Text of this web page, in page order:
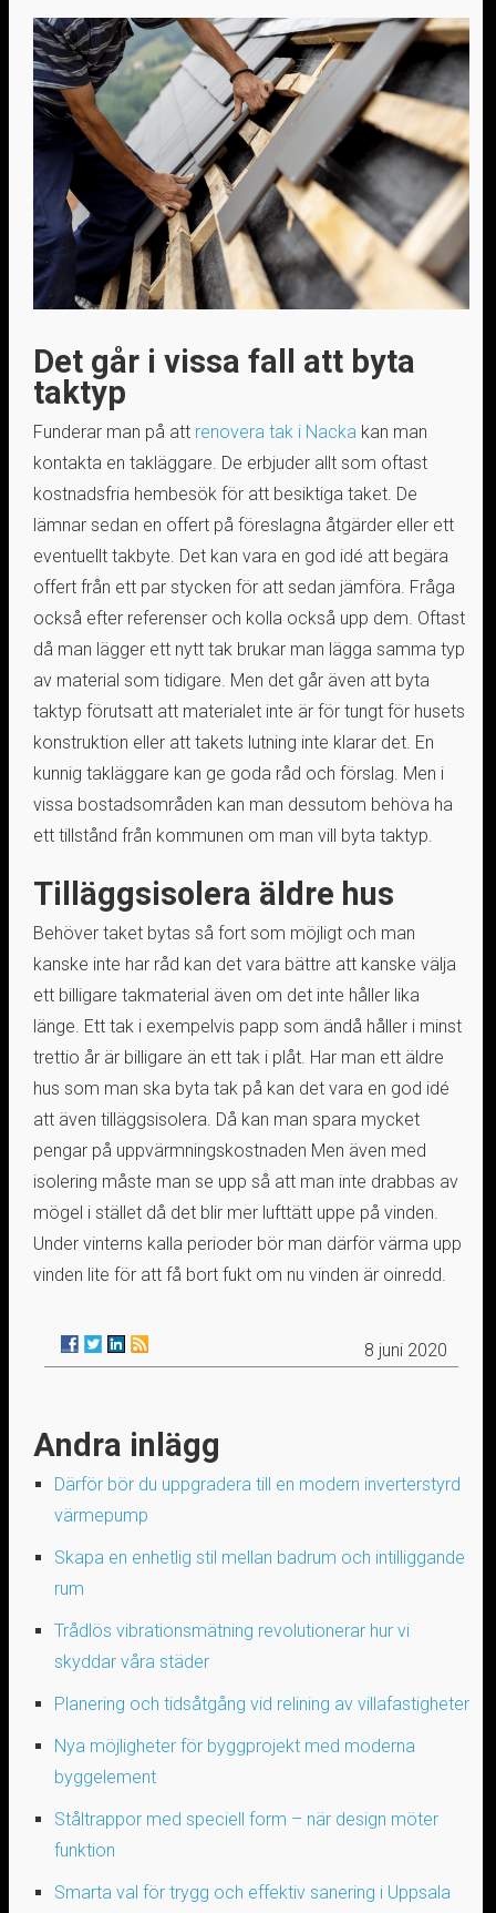
Det går i vissa fall att byta
taktyp
Funderar man på att renovera tak i Nacka kan man
kontakta en takläggare. De erbjuder allt som oftast
kostnadsfria hembesök för att besiktiga taket. De
lämnar sedan en offert på föreslagna åtgärder eller ett
eventuellt takbyte. Det kan vara en god idé att begära
offert från ett par stycken för att sedan jämföra. Fråga
också efter referenser och kolla också upp dem. Oftast
då man lägger ett nytt tak brukar man lägga samma typ
av material som tidigare. Men det går även att byta
taktyp förutsatt att materialet inte är för tungt för husets
konstruktion eller att takets lutning inte klarar det. En
kunnig takläggare kan ge goda råd och förslag. Men i
vissa bostadsområden kan man dessutom behöva ha
ett tillstånd från kommunen om man vill byta taktyp.
Tilläggsisolera äldre hus
Behöver taket bytas så fort som möjligt och man
kanske inte har råd kan det vara bättre att kanske välja
ett billigare takmaterial även om det inte håller lika
länge. Ett tak i exempelvis papp som ändå håller i minst
trettio år är billigare än ett tak i plåt. Har man ett äldre
hus som man ska byta tak på kan det vara en god idé
att även tilläggsisolera. Då kan man spara mycket
pengar på uppvärmningskostnaden Men även med
isolering måste man se upp så att man inte drabbas av
mögel i stället då det blir mer lufttätt uppe på vinden.
Under vinterns kalla perioder bör man därför värma upp
vinden lite för att få bort fukt om nu vinden är oinredd.
8 juni 2020
Andra inlägg
Därför bör du uppgradera till en modern inverterstyrd
värmepump
Skapa en enhetlig stil mellan badrum och intilliggande
rum
Trådlös vibrationsmätning revolutionerar hur vi
skyddar våra städer
Planering och tidsåtgång vid relining av villafastigheter
Nya möjligheter för byggprojekt med moderna
byggelement
Ståltrappor med speciell form – när design möter
funktion
Smarta val för trygg och effektiv sanering i Uppsala